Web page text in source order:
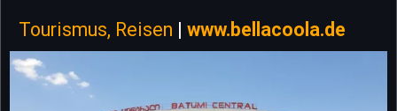
Tourismus, Reisen | www.bellacoola.de